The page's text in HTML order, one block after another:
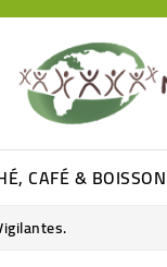
CAFÉ & BOISSON